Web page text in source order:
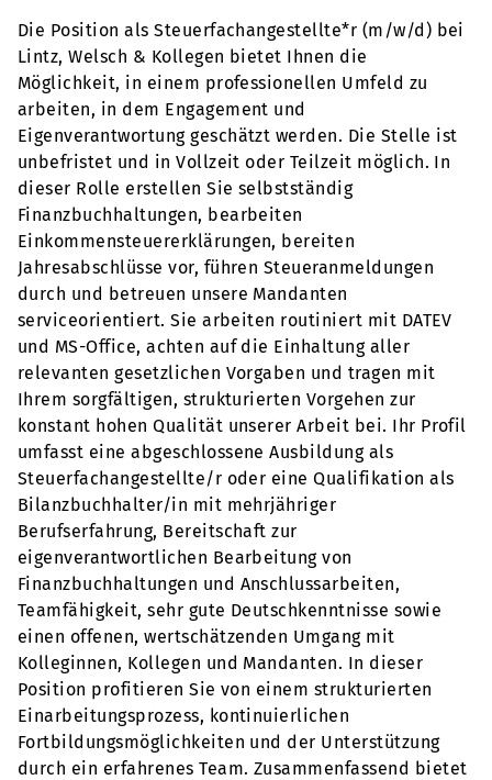
Die Position als Steuerfachangestellte*r (m/w/d) bei
Lintz, Welsch & Kollegen bietet Ihnen die
Möglichkeit, in einem professionellen Umfeld zu
arbeiten, in dem Engagement und
Eigenverantwortung geschätzt werden. Die Stelle ist
unbefristet und in Vollzeit oder Teilzeit möglich. In
dieser Rolle erstellen Sie selbstständig
Finanzbuchhaltungen, bearbeiten
Einkommensteuererklärungen, bereiten
Jahresabschlüsse vor, führen Steueranmeldungen
durch und betreuen unsere Mandanten
serviceorientiert. Sie arbeiten routiniert mit DATEV
und MS-Office, achten auf die Einhaltung aller
relevanten gesetzlichen Vorgaben und tragen mit
Ihrem sorgfältigen, strukturierten Vorgehen zur
konstant hohen Qualität unserer Arbeit bei. Ihr Profil
umfasst eine abgeschlossene Ausbildung als
Steuerfachangestellte/r oder eine Qualifikation als
Bilanzbuchhalter/in mit mehrjähriger
Berufserfahrung, Bereitschaft zur
eigenverantwortlichen Bearbeitung von
Finanzbuchhaltungen und Anschlussarbeiten,
Teamfähigkeit, sehr gute Deutschkenntnisse sowie
einen offenen, wertschätzenden Umgang mit
Kolleginnen, Kollegen und Mandanten. In dieser
Position profitieren Sie von einem strukturierten
Einarbeitungsprozess, kontinuierlichen
Fortbildungsmöglichkeiten und der Unterstützung
durch ein erfahrenes Team. Zusammenfassend bietet